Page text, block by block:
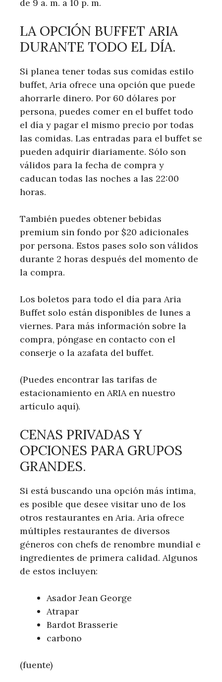
de 9 a. m. a 10 p. m.
LA OPCIÓN BUFFET ARIA
DURANTE TODO EL DÍA.
Si planea tener todas sus comidas estilo
buffet, Aria ofrece una opción que puede
ahorrarle dinero. Por 60 dólares por
persona, puedes comer en el buffet todo
el día y pagar el mismo precio por todas
las comidas. Las entradas para el buffet se
pueden adquirir diariamente. Sólo son
válidos para la fecha de compra y
caducan todas las noches a las 22:00
horas.
También puedes obtener bebidas
premium sin fondo por $20 adicionales
por persona. Estos pases solo son válidos
durante 2 horas después del momento de
la compra.
Los boletos para todo el día para Aria
Buffet solo están disponibles de lunes a
viernes. Para más información sobre la
compra, póngase en contacto con el
conserje o la azafata del buffet.
(Puedes encontrar las tarifas de
estacionamiento en ARIA en nuestro
artículo aquí).
CENAS PRIVADAS Y
OPCIONES PARA GRUPOS
GRANDES.
Si está buscando una opción más íntima,
es posible que desee visitar uno de los
otros restaurantes en Aria. Aria ofrece
múltiples restaurantes de diversos
géneros con chefs de renombre mundial e
ingredientes de primera calidad. Algunos
de estos incluyen:
Asador Jean George
Atrapar
Bardot Brasserie
carbono
(fuente)